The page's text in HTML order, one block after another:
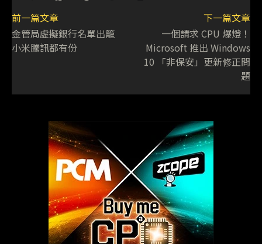
前一篇文章
金管局虛擬銀行名單出籠
小米騰訊都有份
下一篇文章
一個請求 CPU 爆燈！
Microsoft 推出 Windows
10 「非保安」更新修正問
題